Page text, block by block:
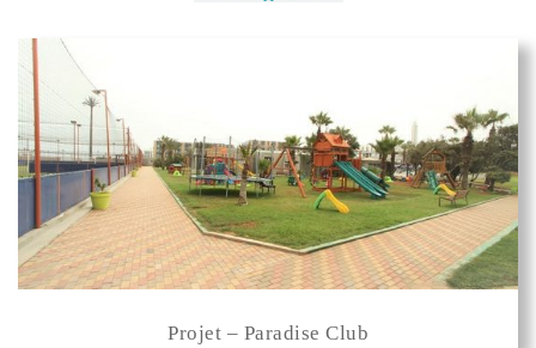
Projet – Paradise Club